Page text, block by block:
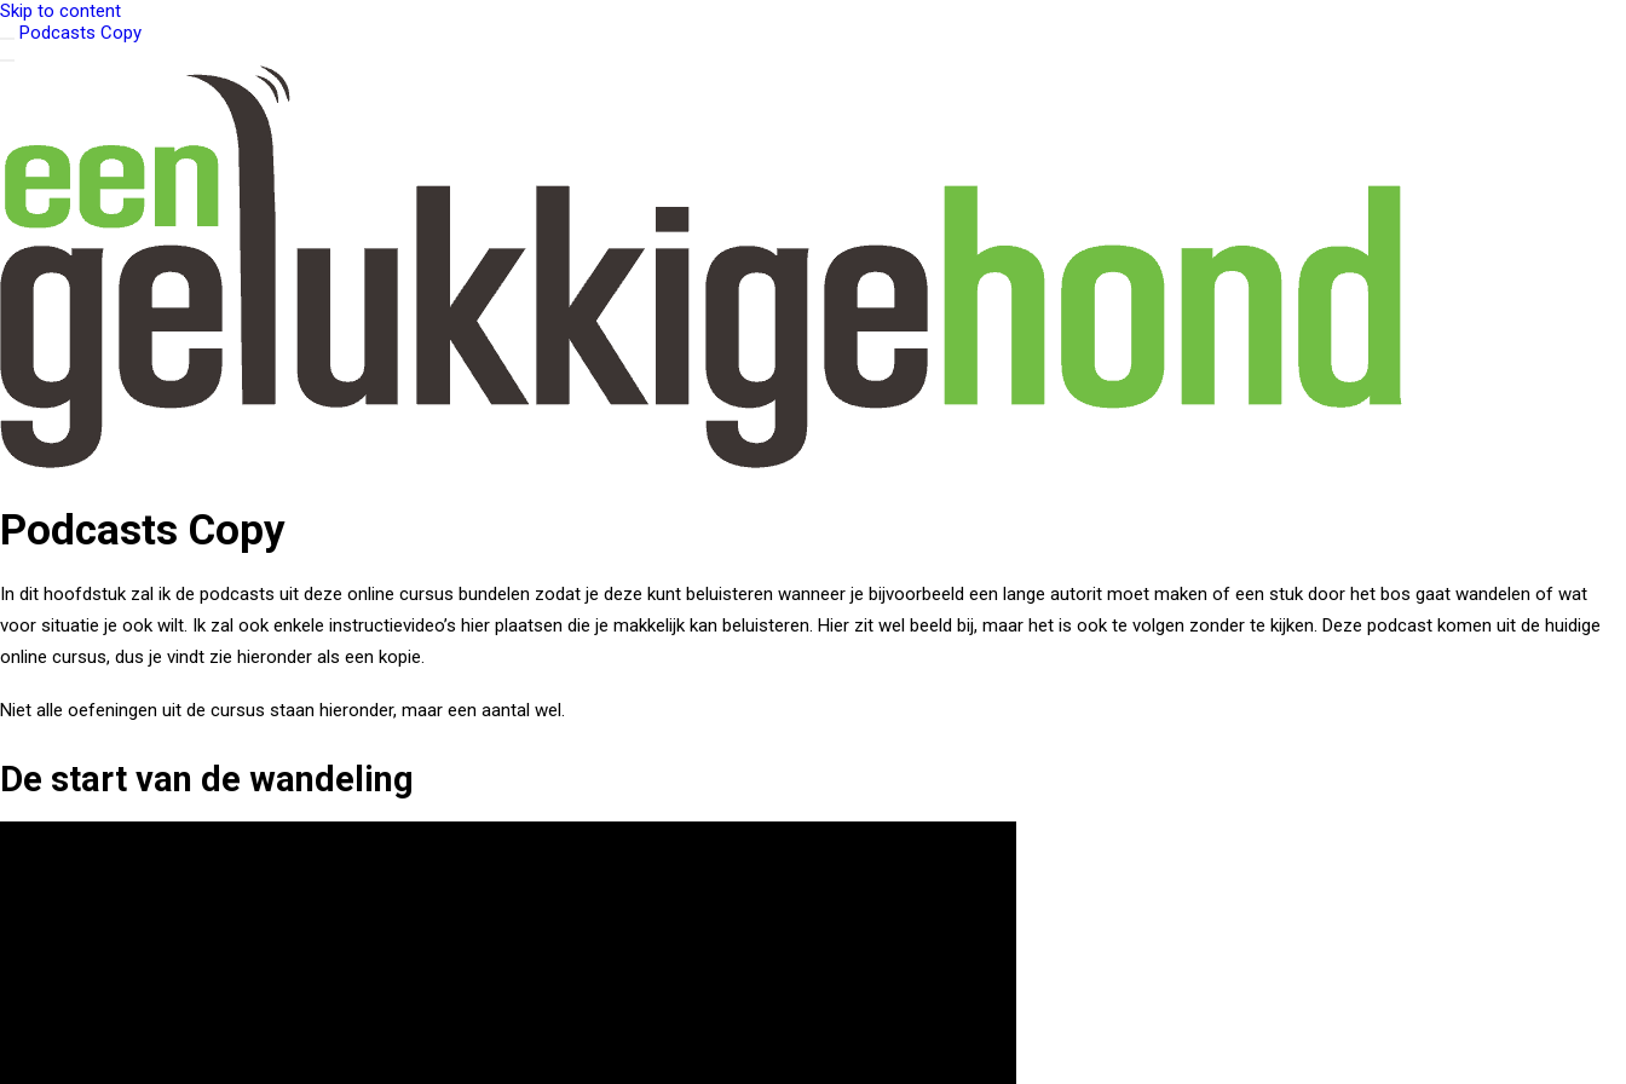
Skip to content
Podcasts Copy
Podcasts Copy
In dit hoofdstuk zal ik de podcasts uit deze online cursus bundelen zodat je deze kunt beluisteren wanneer je bijvoorbeeld een lange autorit moet maken of een stuk door het bos gaat wandelen of wat
voor situatie je ook wilt. Ik zal ook enkele instructievideo’s hier plaatsen die je makkelijk kan beluisteren. Hier zit wel beeld bij, maar het is ook te volgen zonder te kijken. Deze podcast komen uit de huidige
online cursus, dus je vindt zie hieronder als een kopie.
Niet alle oefeningen uit de cursus staan hieronder, maar een aantal wel.
De start van de wandeling